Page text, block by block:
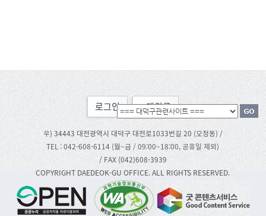
로그인 맨위로
우) 34443 대전광역시 대덕구 대전로1033번길 20 (오정동) /
TEL : 042-608-6114 (월~금 / 09:00~18:00, 공휴일 제외)
/ FAX (042)608-3939
COPYRIGHT DAEDEOK-GU OFFICE. ALL RIGHTS RESERVED.